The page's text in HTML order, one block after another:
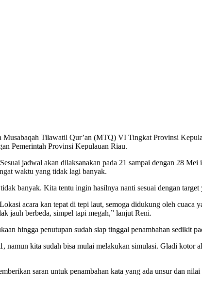
Tilawatil Qur’an (MTQ) VI Tingkat Provinsi
Pemerintah Provinsi Kepulauan Riau.
jadwal akan dilaksanakan pada 21 sampai dengan 28
waktu yang tidak lagi banyak.
banyak. Kita tentu ingin hasilnya nanti sesuai dengan
acara kan tepat di tepi laut, semoga didukung oleh cuaca
jauh berbeda, simpel tapi megah,” lanjut Reni.
hingga penutupan sudah siap tinggal penambahan sedikit
namun kita sudah bisa mulai melakukan simulasi. Gladi kotor
saran untuk penambahan kata yang ada unsur dan nilai